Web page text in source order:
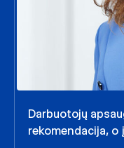
Darbuotojų
rekomendacija,